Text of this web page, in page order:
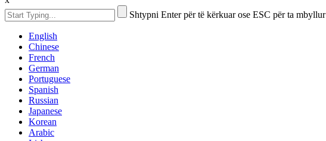
Shtypni Enter për të kërkuar ose ESC për ta mbyllur
English
Chinese
French
German
Portuguese
Spanish
Russian
Japanese
Korean
Arabic